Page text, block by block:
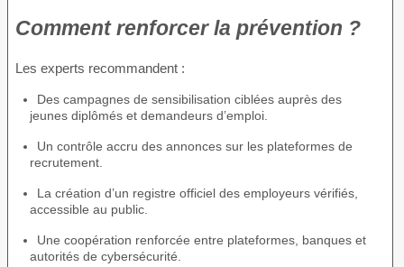
Comment renforcer la prévention ?
Les experts recommandent :
Des campagnes de sensibilisation ciblées auprès des
jeunes diplômés et demandeurs d’emploi.
Un contrôle accru des annonces sur les plateformes de
recrutement.
La création d’un registre officiel des employeurs vérifiés,
accessible au public.
Une coopération renforcée entre plateformes, banques et
autorités de cybersécurité.